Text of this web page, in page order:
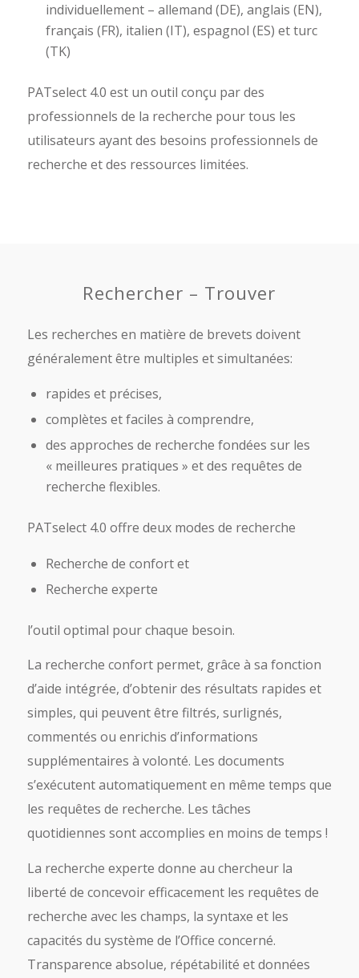
individuellement – allemand (DE), anglais (EN),
français (FR), italien (IT), espagnol (ES) et turc
(TK)
PATselect 4.0 est un outil conçu par des
professionnels de la recherche pour tous les
utilisateurs ayant des besoins professionnels de
recherche et des ressources limitées.
Rechercher – Trouver
Les recherches en matière de brevets doivent
généralement être multiples et simultanées:
rapides et précises,
complètes et faciles à comprendre,
des approches de recherche fondées sur les
« meilleures pratiques » et des requêtes de
recherche flexibles.
PATselect 4.0 offre deux modes de recherche
Recherche de confort et
Recherche experte
l’outil optimal pour chaque besoin.
La recherche confort permet, grâce à sa fonction
d’aide intégrée, d’obtenir des résultats rapides et
simples, qui peuvent être filtrés, surlignés,
commentés ou enrichis d’informations
supplémentaires à volonté. Les documents
s’exécutent automatiquement en même temps que
les requêtes de recherche. Les tâches
quotidiennes sont accomplies en moins de temps !
La recherche experte donne au chercheur la
liberté de concevoir efficacement les requêtes de
recherche avec les champs, la syntaxe et les
capacités du système de l’Office concerné.
Transparence absolue, répétabilité et données